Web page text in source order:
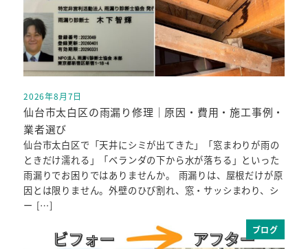
投稿日
2026年8月7日
仙台市太白区の雨漏り修理｜原因・費用・施工事例・
業者選び
仙台市太白区で「天井にシミが出てきた」「窓まわりが雨の
ときだけ濡れる」「ベランダの下から水が落ちる」といった
雨漏りでお困りではありませんか。 雨漏りは、屋根だけが原
因とは限りません。外壁のひび割れ、窓・サッシまわり、シ
ー […]
ブログ